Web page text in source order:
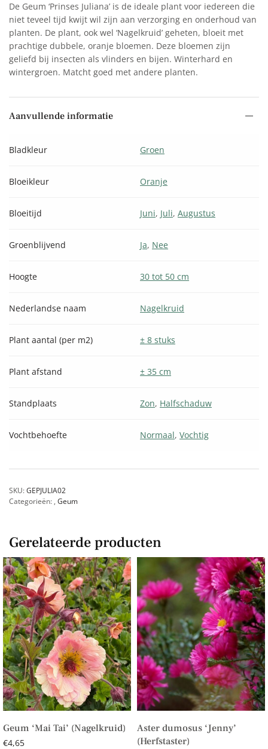
De Geum ‘Prinses Juliana’ is de ideale plant voor iedereen die
niet teveel tijd kwijt wil zijn aan verzorging en onderhoud van
planten. De plant, ook wel ‘Nagelkruid’ geheten, bloeit met
prachtige dubbele, oranje bloemen. Deze bloemen zijn
geliefd bij insecten als vlinders en bijen. Winterhard en
wintergroen. Matcht goed met andere planten.
Aanvullende informatie
Bladkleur Groen
Bloeikleur Oranje
Bloeitijd Juni, Juli,Augustus
Groenblijvend Ja, Nee
Hoogte 30 tot 50 cm
Nederlandse naam Nagelkruid
Plant aantal (per m2) ± 8 stuks
Plant afstand ± 35 cm
Standplaats Zon, Halfschaduw
Vochtbehoefte Normaal,Vochtig
SKU:GEPJULIA02
Categorieën: , Geum
Gerelateerde producten
Geum ‘Mai Tai’ (Nagelkruid)
€4,65
Aster dumosus ‘Jenny’
(Herfstaster)